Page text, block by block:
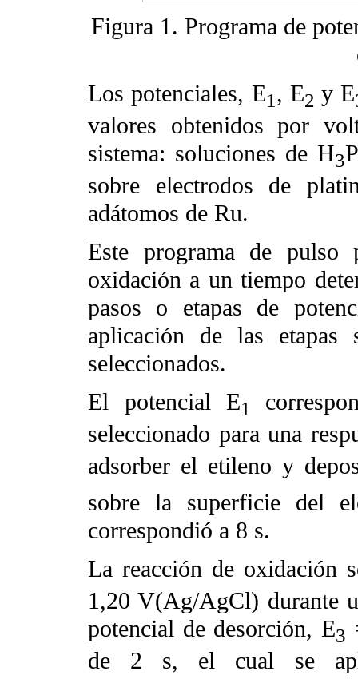
Figura 1. Programa de
Los potenciales, E1 , E2 y E
valores obtenidos por
sistema: soluciones de H3
sobre electrodos de
adátomos de Ru.
Este programa de pulso
oxidación a un tiempo
pasos o etapas de
aplicación de las etapas
seleccionados.
El potencial E1
seleccionado para una
adsorber el etileno y
sobre la superficie del
correspondió a 8 s.
La reacción de oxidación
1,20 V(Ag/AgCl) durante
potencial de desorción, E3
de 2 s, el cual se